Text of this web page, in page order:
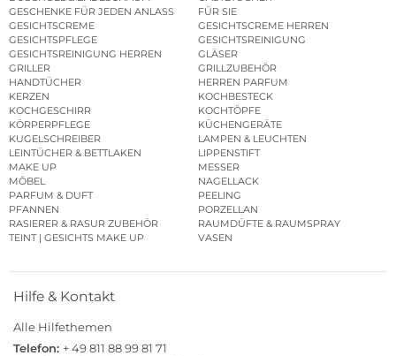
GESCHENKE FÜR JEDEN ANLASS
FÜR SIE
GESICHTSCREME
GESICHTSCREME HERREN
GESICHTSPFLEGE
GESICHTSREINIGUNG
GESICHTSREINIGUNG HERREN
GLÄSER
GRILLER
GRILLZUBEHÖR
HANDTÜCHER
HERREN PARFUM
KERZEN
KOCHBESTECK
KOCHGESCHIRR
KOCHTÖPFE
KÖRPERPFLEGE
KÜCHENGERÄTE
KUGELSCHREIBER
LAMPEN & LEUCHTEN
LEINTÜCHER & BETTLAKEN
LIPPENSTIFT
MAKE UP
MESSER
MÖBEL
NAGELLACK
PARFUM & DUFT
PEELING
PFANNEN
PORZELLAN
RASIERER & RASUR ZUBEHÖR
RAUMDÜFTE & RAUMSPRAY
TEINT | GESICHTS MAKE UP
VASEN
Hilfe & Kontakt
Alle Hilfethemen
Telefon: + 49 811 88 99 81 71